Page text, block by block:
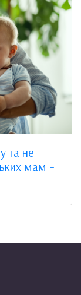
та не
мам +